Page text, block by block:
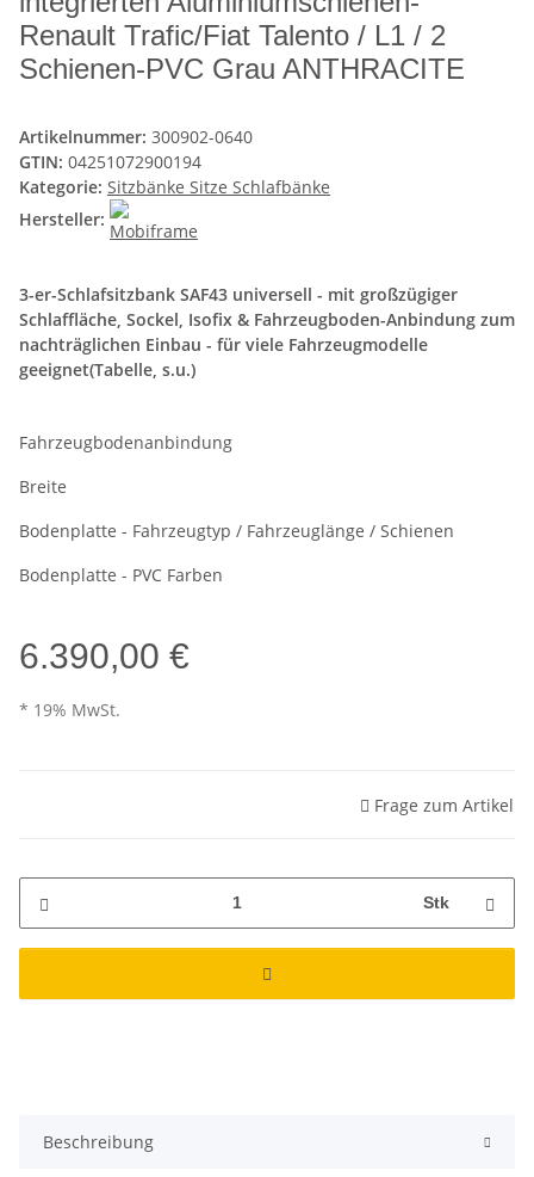
Renault Trafic/Fiat Talento / L1 / 2
Schienen-PVC Grau ANTHRACITE
Artikelnummer: 300902-0640
GTIN: 04251072900194
Kategorie: Sitzbänke Sitze Schlafbänke
Hersteller:
3-er-Schlafsitzbank SAF43 universell - mit großzügiger
Schlaffläche, Sockel, Isofix & Fahrzeugboden-Anbindung zum
nachträglichen Einbau - für viele Fahrzeugmodelle
geeignet(Tabelle, s.u.)
Fahrzeugbodenanbindung
Breite
Bodenplatte - Fahrzeugtyp / Fahrzeuglänge / Schienen
Bodenplatte - PVC Farben
6.390,00 €
* 19% MwSt.
Frage zum Artikel
Stk
Beschreibung